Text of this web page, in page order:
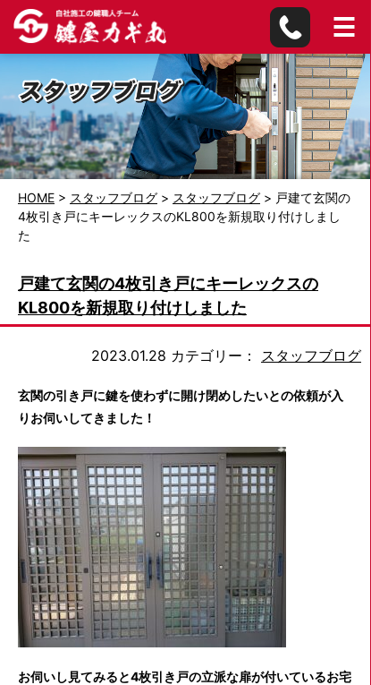
HOME > スタッフブログ > スタッフブログ > 戸建て玄関の
4枚引き戸にキーレックスのKL800を新規取り付けしまし
た
戸建て玄関の4枚引き戸にキーレックスの
KL800を新規取り付けしました
2023.01.28 カテゴリー： スタッフブログ
玄関の引き戸に鍵を使わずに開け閉めしたいとの依頼が入
りお伺いしてきました！
お伺いし見てみると4枚引き戸の立派な扉が付いているお宅